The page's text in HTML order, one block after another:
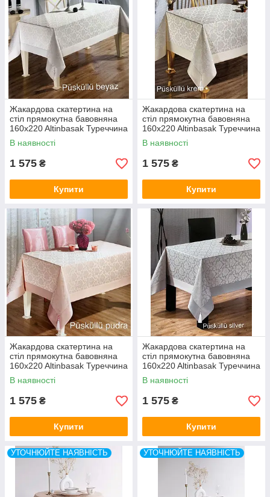
Жакардова скатертина на
стіл прямокутна бавовняна
160x220 Altinbasak Туреччина
білого кольору
В наявності
1 575 ₴
Купити
Жакардова скатертина на
стіл прямокутна бавовняна
160x220 Altinbasak Туреччина
кремового кольору
В наявності
1 575 ₴
Купити
Жакардова скатертина на
стіл прямокутна бавовняна
160x220 Altinbasak Туреччина
кольору пудри
В наявності
1 575 ₴
Купити
Жакардова скатертина на
стіл прямокутна бавовняна
160x220 Altinbasak Туреччина
сірого кольору
В наявності
1 575 ₴
Купити
УТОЧНЮЙТЕ НАЯВНІСТЬ УТОЧНЮЙТЕ НАЯВНІСТЬ